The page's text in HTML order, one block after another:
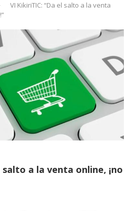
VI KikiriTIC: “Da el salto a la venta
salto a la venta online, ¡no